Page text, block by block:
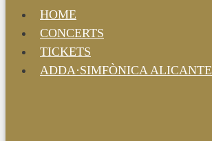
HOME
CONCERTS
TICKETS
ADDA·SIMFÒNICA ALICANTE